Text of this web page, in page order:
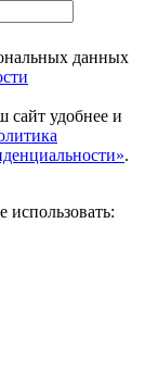
данных
сайт удобнее и
.